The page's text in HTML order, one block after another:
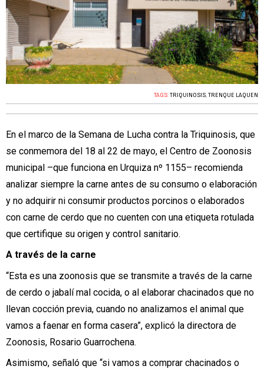
TAGS:TRIQUINOSIS,TRENQUE LAQUEN
En el marco de la Semana de Lucha contra la Triquinosis, que
se conmemora del 18 al 22 de mayo, el Centro de Zoonosis
municipal –que funciona en Urquiza nº 1155– recomienda
analizar siempre la carne antes de su consumo o elaboración
y no adquirir ni consumir productos porcinos o elaborados
con carne de cerdo que no cuenten con una etiqueta rotulada
que certifique su origen y control sanitario.
A través de la carne
“Esta es una zoonosis que se transmite a través de la carne
de cerdo o jabalí mal cocida, o al elaborar chacinados que no
llevan cocción previa, cuando no analizamos el animal que
vamos a faenar en forma casera”, explicó la directora de
Zoonosis, Rosario Guarrochena.
Asimismo, señaló que “si vamos a comprar chacinados o